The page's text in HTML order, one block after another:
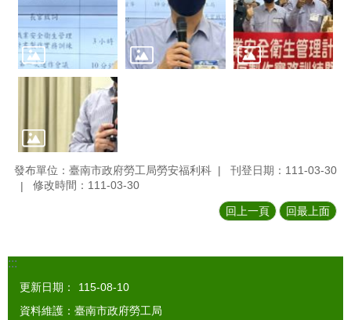
發布單位：臺南市政府勞工局勞安福利科
刊登日期：111-03-30
修改時間：111-03-30
回上一頁 回最上面
:::
更新日期：
115-08-10
資料維護：臺南市政府勞工局